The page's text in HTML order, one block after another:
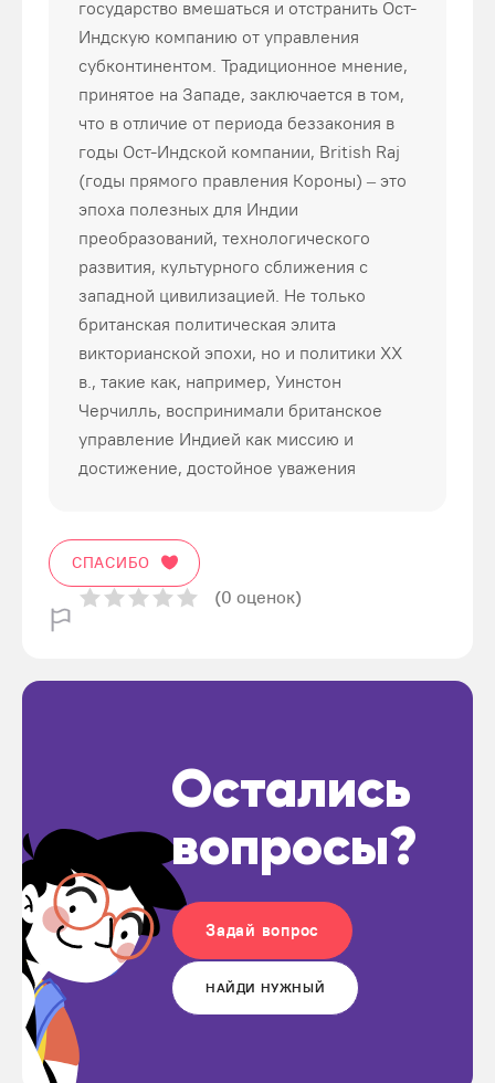
государство вмешаться и отстранить Ост-
Индскую компанию от управления
субконтинентом. Традиционное мнение,
принятое на Западе, заключается в том,
что в отличие от периода беззакония в
годы Ост-Индской компании, British Raj
(годы прямого правления Короны) – это
эпоха полезных для Индии
преобразований, технологического
развития, культурного сближения с
западной цивилизацией. Не только
британская политическая элита
викторианской эпохи, но и политики ХХ
в., такие как, например, Уинстон
Черчилль, воспринимали британское
управление Индией как миссию и
достижение, достойное уважения
СПАСИБО
(0 оценок)
Остались
вопросы?
Задай вопрос
НАЙДИ НУЖНЫЙ